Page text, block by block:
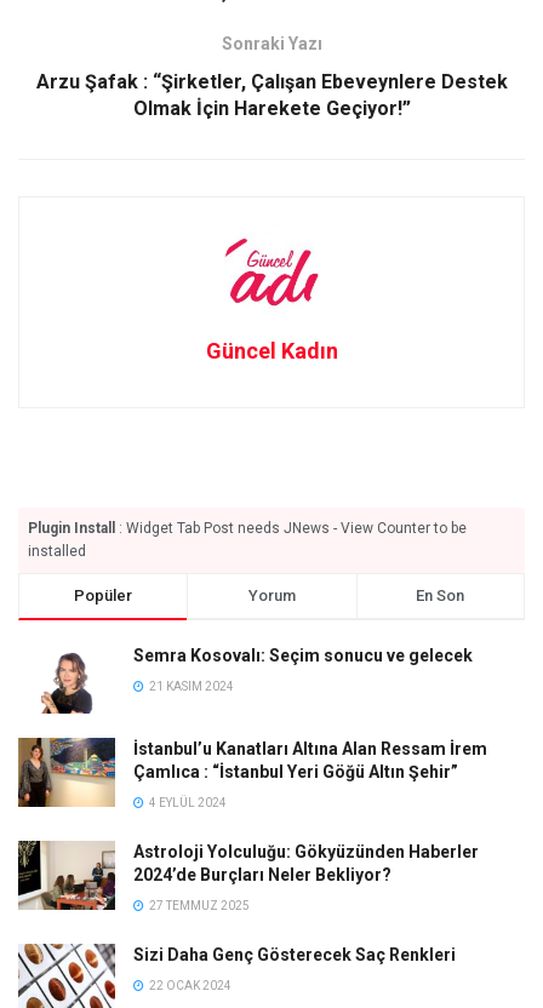
Sonraki Yazı
Arzu Şafak : “Şirketler, Çalışan Ebeveynlere Destek
Olmak İçin Harekete Geçiyor!”
Güncel Kadın
Plugin Install
: Widget Tab Post needs JNews - View Counter to be
installed
Popüler Yorum En Son
Semra Kosovalı: Seçim sonucu ve gelecek
21 KASIM 2024
İstanbul’u Kanatları Altına Alan Ressam İrem
Çamlıca : “İstanbul Yeri Göğü Altın Şehir”
4 EYLÜL 2024
Astroloji Yolculuğu: Gökyüzünden Haberler
2024’de Burçları Neler Bekliyor?
27 TEMMUZ 2025
Sizi Daha Genç Gösterecek Saç Renkleri
22 OCAK 2024